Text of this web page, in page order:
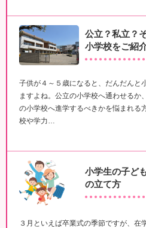
公立？私立？
小学校をご紹
子供が４～５歳になると、だんだんと
ますよね。公立の小学校へ通わせるか
の小学校へ進学するべきかを悩まれる
校や学力…
小学生の子ど
の立て方
３月といえば卒業式の季節ですが、在